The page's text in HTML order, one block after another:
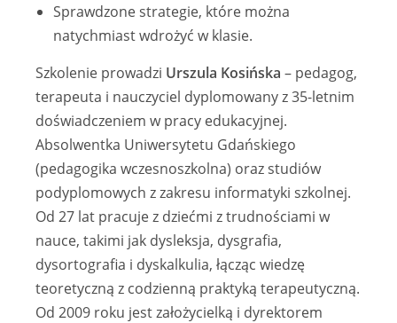
Sprawdzone strategie, które można
natychmiast wdrożyć w klasie.
Szkolenie prowadzi Urszula Kosińska – pedagog,
terapeuta i nauczyciel dyplomowany z 35-letnim
doświadczeniem w pracy edukacyjnej.
Absolwentka Uniwersytetu Gdańskiego
(pedagogika wczesnoszkolna) oraz studiów
podyplomowych z zakresu informatyki szkolnej.
Od 27 lat pracuje z dziećmi z trudnościami w
nauce, takimi jak dysleksja, dysgrafia,
dysortografia i dyskalkulia, łącząc wiedzę
teoretyczną z codzienną praktyką terapeutyczną.
Od 2009 roku jest założycielką i dyrektorem